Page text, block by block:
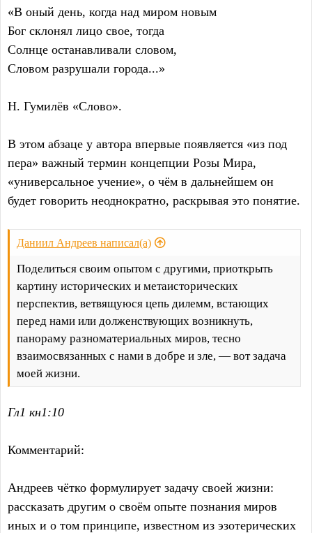
«В оный день, когда над миром новым
Бог склонял лицо свое, тогда
Солнце останавливали словом,
Словом разрушали города...»
Н. Гумилёв «Слово».
В этом абзаце у автора впервые появляется «из под
пера» важный термин концепции Розы Мира,
«универсальное учение», о чём в дальнейшем он
будет говорить неоднократно, раскрывая это понятие.
Даниил Андреев написал(а)
Поделиться своим опытом с другими, приоткрыть
картину исторических и метаисторических
перспектив, ветвящуюся цепь дилемм, встающих
перед нами или долженствующих возникнуть,
панораму разноматериальных миров, тесно
взаимосвязанных с нами в добре и зле, — вот задача
моей жизни.
Гл1 кн1:10
Комментарий:
Андреев чётко формулирует задачу своей жизни:
рассказать другим о своём опыте познания миров
иных и о том принципе, известном из эзотерических